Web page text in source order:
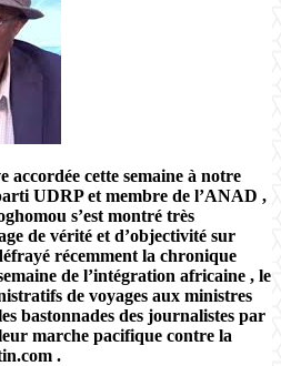
accordée cette semaine à notre
UDRP et membre de l’ANAD ,
s’est montré très
de vérité et d’objectivité sur
récemment la chronique
de l’intégration africaine , le
de voyages aux ministres
bastonnades des journalistes par
marche pacifique contre la
.